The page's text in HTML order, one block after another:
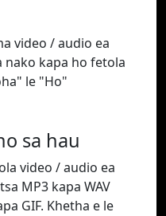
video / audio ea
nako kapa ho fetola
le "Ho"
sa hau
video / audio ea
MP3 kapa WAV
GIF. Khetha e le